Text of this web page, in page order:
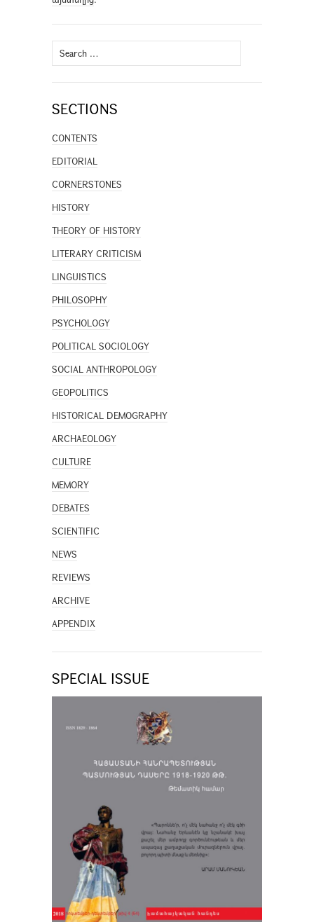
Search
for:
SECTIONS
CONTENTS
EDITORIAL
CORNERSTONES
HISTORY
THEORY OF HISTORY
LITERARY CRITICISM
LINGUISTICS
PHILOSOPHY
PSYCHOLOGY
POLITICAL SOCIOLOGY
SOCIAL ANTHROPOLOGY
GEOPOLITICS
HISTORICAL DEMOGRAPHY
ARCHAEOLOGY
CULTURE
MEMORY
DEBATES
SCIENTIFIC
NEWS
REVIEWS
ARCHIVE
APPENDIX
SPECIAL ISSUE